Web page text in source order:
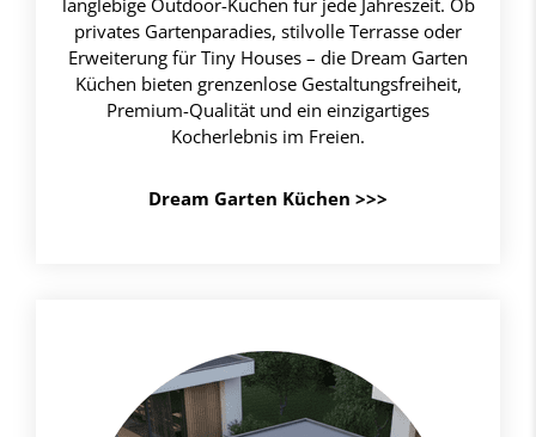
privates Gartenparadies, stilvolle Terrasse oder
Erweiterung für Tiny Houses – die Dream Garten
Küchen bieten grenzenlose Gestaltungsfreiheit,
Premium-Qualität und ein einzigartiges
Kocherlebnis im Freien.
Dream Garten Küchen >>>